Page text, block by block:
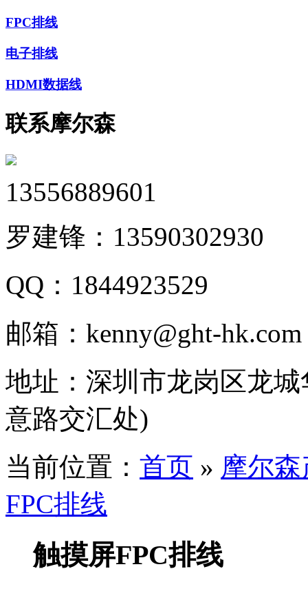
FPC排线
电子排线
HDMI数据线
联系摩尔森
13556889601
罗建锋： 13590302930
QQ： 1844923529
邮箱： kenny@ght-hk.com
地址： 深圳市龙岗区龙
意路交汇处)
当前位置： 首页 » 摩尔
FPC排线
触摸屏FPC排线